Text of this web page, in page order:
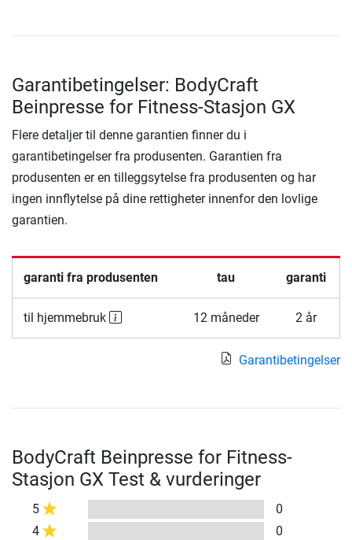
Garantibetingelser: BodyCraft
Beinpresse for Fitness-Stasjon GX
Flere detaljer til denne garantien finner du i
garantibetingelser fra produsenten. Garantien fra
produsenten er en tilleggsytelse fra produsenten og har
ingen innflytelse på dine rettigheter innenfor den lovlige
garantien.
garanti fra produsenten tau garanti
til hjemmebruk 12 måneder 2 år
Garantibetingelser
BodyCraft Beinpresse for Fitness-
Stasjon GX Test & vurderinger
5
0
4
0